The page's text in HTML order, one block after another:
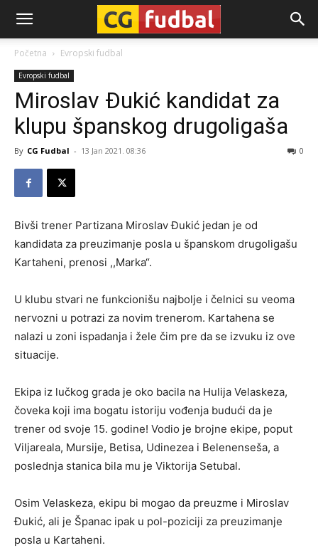
CG-
Fudbal
Početna Evropski fudbal
Evropski fudbal
Miroslav Đukić kandidat za
klupu španskog drugoligaša
By CG Fudbal - 13 Jan 2021. 08:36 0
Bivši trener Partizana Miroslav Đukić jedan je od
kandidata za preuzimanje posla u španskom drugoligašu
Kartaheni, prenosi ,,Marka“.
U klubu stvari ne funkcionišu najbolje i čelnici su veoma
nervozni u potrazi za novim trenerom. Kartahena se
nalazi u zoni ispadanja i žele čim pre da se izvuku iz ove
situacije.
Ekipa iz lučkog grada je oko bacila na Hulija Velaskeza,
čoveka koji ima bogatu istoriju vođenja budući da je
trener od svoje 15. godine! Vodio je brojne ekipe, poput
Viljareala, Mursije, Betisa, Udinezea i Belenenseša, a
poslednja stanica bila mu je Viktorija Setubal.
Osim Velaskeza, ekipu bi mogao da preuzme i Miroslav
Đukić, ali je Španac ipak u pol-poziciji za preuzimanje
posla u Kartaheni.